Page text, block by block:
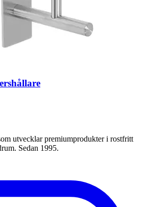
utvecklar premiumprodukter i rostfritt
Sedan 1995.